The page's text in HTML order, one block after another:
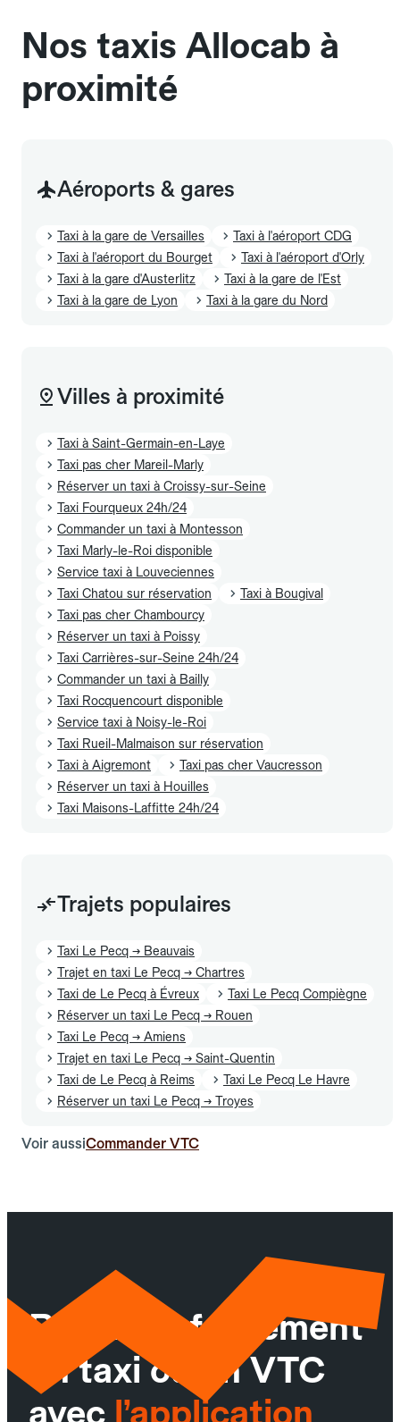
Nos taxis Allocab à
proximité
Aéroports & gares
Taxi à la gare de Versailles
Taxi à l'aéroport CDG
Taxi à l'aéroport du Bourget
Taxi à l'aéroport d'Orly
Taxi à la gare d'Austerlitz
Taxi à la gare de l'Est
Taxi à la gare de Lyon
Taxi à la gare du Nord
Villes à proximité
Taxi à Saint-Germain-en-Laye
Taxi pas cher Mareil-Marly
Réserver un taxi à Croissy-sur-Seine
Taxi Fourqueux 24h/24
Commander un taxi à Montesson
Taxi Marly-le-Roi disponible
Service taxi à Louveciennes
Taxi Chatou sur réservation
Taxi à Bougival
Taxi pas cher Chambourcy
Réserver un taxi à Poissy
Taxi Carrières-sur-Seine 24h/24
Commander un taxi à Bailly
Taxi Rocquencourt disponible
Service taxi à Noisy-le-Roi
Taxi Rueil-Malmaison sur réservation
Taxi à Aigremont
Taxi pas cher Vaucresson
Réserver un taxi à Houilles
Taxi Maisons-Laffitte 24h/24
Trajets populaires
Taxi Le Pecq → Beauvais
Trajet en taxi Le Pecq → Chartres
Taxi de Le Pecq à Évreux
Taxi Le Pecq Compiègne
Réserver un taxi Le Pecq → Rouen
Taxi Le Pecq → Amiens
Trajet en taxi Le Pecq → Saint-Quentin
Taxi de Le Pecq à Reims
Taxi Le Pecq Le Havre
Réserver un taxi Le Pecq → Troyes
Voir aussiCommander VTC
Réservez facilement
un taxi ou un VTC
avec l’application